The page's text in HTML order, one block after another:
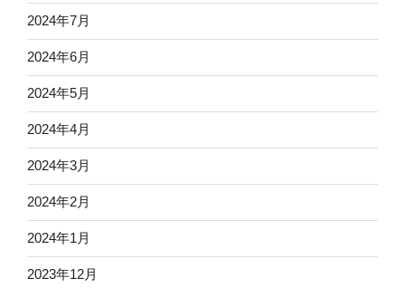
2024年7月
2024年6月
2024年5月
2024年4月
2024年3月
2024年2月
2024年1月
2023年12月